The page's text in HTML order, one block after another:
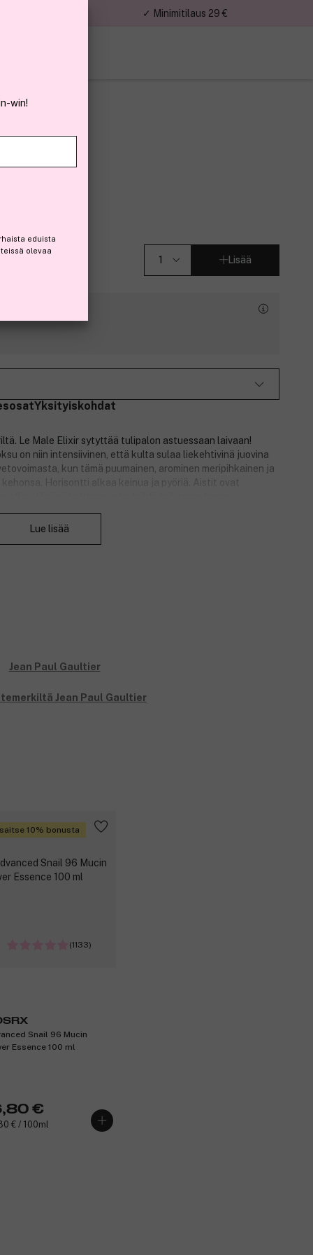
✓ Minimitilaus 29 €
Lisää
Yksityiskohdat
Le Male Elixir sytyttää tulipalon astuessaan laivaan!
on niin intensiivinen, että kulta sulaa liekehtivinä juovina
kun tämä puumainen, arominen meripihkainen ja
Horisontti alkaa keinua ja pyöriä. Aistit ovat
merimies huokuu karismaa Gaultierin miestenmallistossa.
ja ruskean sävyisillä väreillä. Hänen ylellisyytensä
Nyt olet valmis! Sulat halusta.
Lue lisää
Jean Paul Gaultier
10% bonusta
(1133)
Snail 96 Mucin
Essence 100 ml
€
€ / 100ml
win!
eduista
olevaa